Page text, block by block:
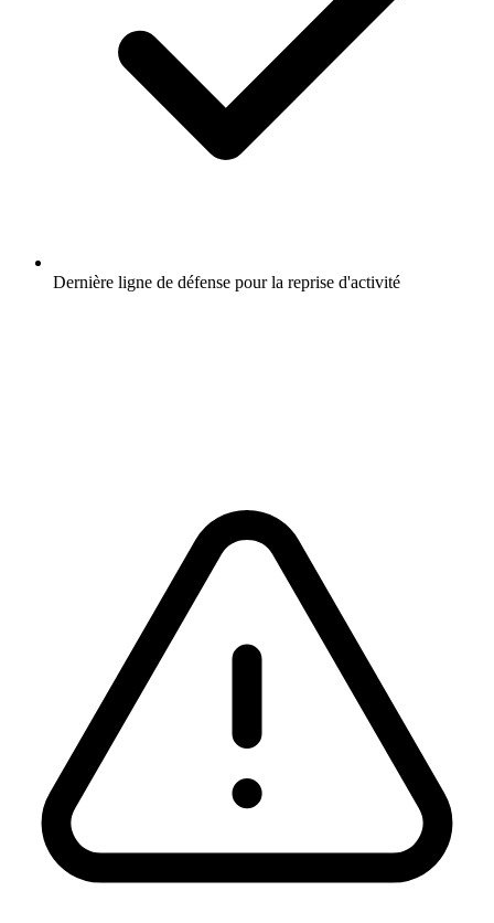
Dernière ligne de défense pour la reprise d'activité